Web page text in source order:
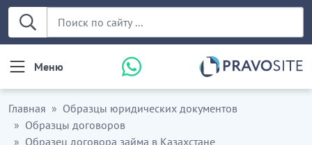
Меню
Главная
Образцы юридических документов
Образцы договоров
Образец договора займа в Казахстане